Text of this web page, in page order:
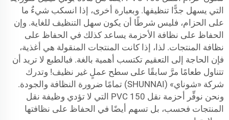
التي يسهل جدًّا تنظيفها. وبعبارة أخرى، إذا انسكب شيءٌ ما
على الحزام، فليس شرطًا أن يكون سهل التنظيف للغاية. وإن
الحفاظ على نظافة الأحزمة يساعد كذلك في الحفاظ على
نظافة المنتجات. لذا، إذا كانت المنتجات المنقولة هي أغذية،
فإن الحاجة إلى التعقيم تكتسب أهمية بالغة. فبالطبع لا تريد أن
تتناول طعامًا مرَّ سابقًا على سطح عملٍ غير نظيف! وتدرك
شركة «شوناي» (SHUNNAI) تمامًا ضرورة النظافة والجودة.
ونحن نوفِّر أحزمة نقل PVC 150 التي لا تؤدي وظيفة نقل
المنتجات فحسب، بل تسهم أيضًا في الحفاظ على نظافتها